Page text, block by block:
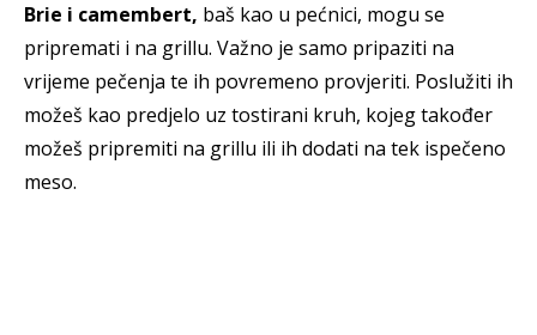
Brie i camembert, baš kao u pećnici, mogu se
pripremati i na grillu. Važno je samo pripaziti na
vrijeme pečenja te ih povremeno provjeriti. Poslužiti ih
možeš kao predjelo uz tostirani kruh, kojeg također
možeš pripremiti na grillu ili ih dodati na tek ispečeno
meso.